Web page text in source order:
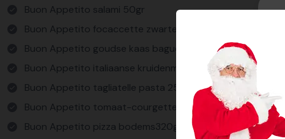
Buon Appetito salami 50gr
Buon Appetito focaccette zwarte olijven 150gr
Buon Appetito goudse kaas baguettes 75gr
Buon Appetito italiaanse kruidenmix 30gr
Buon Appetito tagliatelle pasta 250gr
Buon Appetito tomaat-courgettesoep veggie 400ml
Buon Appetito pizza bodems320gr